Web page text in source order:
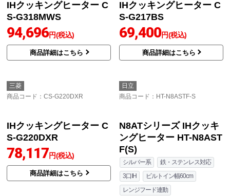
IHクッキングヒーター C
S-G318MWS
94,696円(税込)
商品詳細はこちら
IHクッキングヒーター C
S-G217BS
69,400円(税込)
商品詳細はこちら
三菱
商品コード ：CS-G220DXR
IHクッキングヒーター C
S-G220DXR
78,117円(税込)
商品詳細はこちら
日立
商品コード ：HT-N8ASTF-S
N8ATシリーズ IHクッキ
ングヒーター HT-N8AST
F(S)
シルバー系
鉄・ステンレス対応
3口IH
ビルトイン幅60cm
レンジフード連動